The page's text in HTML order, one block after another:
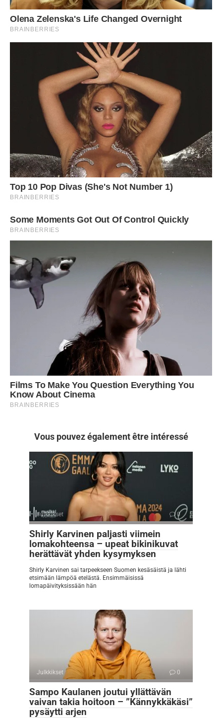
Vous pouvez également être intéressé
Julkkikset 0
Shirly Karvinen paljasti viimein
lomakohteensa – upeat bikinikuvat
herättävät yhden kysymyksen
Shirly Karvinen sai tarpeekseen Suomen kesäsäistä ja lähti
etsimään lämpöä etelästä. Ensimmäisissä
lomapäivityksissään hän
Julkkikset 0
Sampo Kaulanen joutui yllättävän
vaivan takia hoitoon – ”Kännykkäkäsi”
pysäytti arjen